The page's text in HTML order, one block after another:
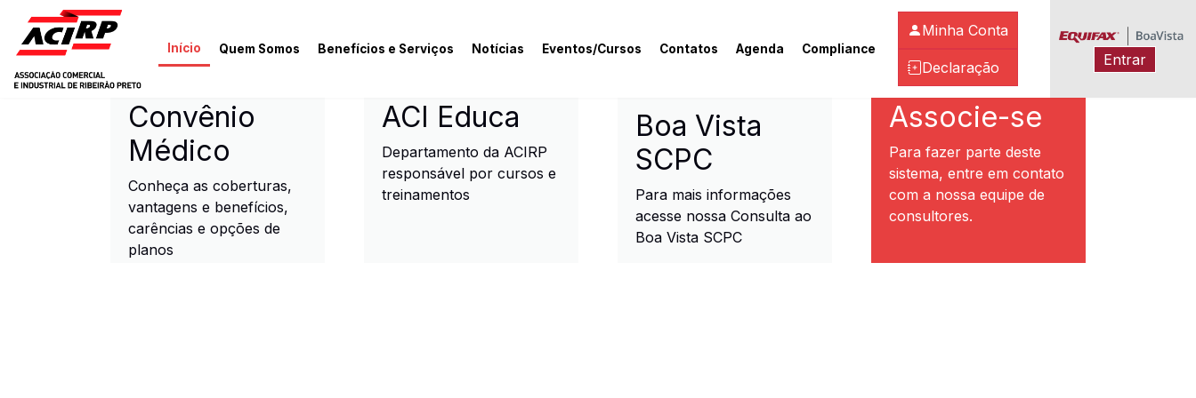
Pular para o conteúdo principal
Início Quem Somos Benefícios e Serviços Notícias Eventos/Cursos Contatos Agenda Compliance
Minha Conta
Declaração Entrar
ACIRP - Associação Comercial e Industrial de Ribeirão Preto
Convênio
Médico
Conheça as coberturas,
vantagens e benefícios,
carências e opções de
planos
ACI Educa
Departamento da ACIRP
responsável por cursos e
treinamentos
Boa Vista
SCPC
Para mais informações
acesse nossa Consulta ao
Boa Vista SCPC
Associe-se
Para fazer parte deste
sistema, entre em contato
com a nossa equipe de
consultores.